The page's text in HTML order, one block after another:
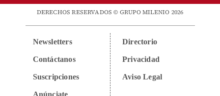
DERECHOS RESERVADOS © GRUPO MILENIO 2026
Newsletters
Contáctanos
Suscripciones
Directorio
Privacidad
Aviso Legal